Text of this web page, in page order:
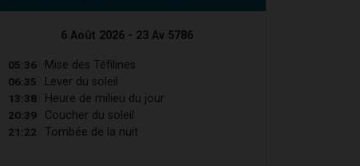
6 Août 2026 - 23 Av 5786
05:36 Mise des Téfilines
06:35 Lever du soleil
13:38 Heure de milieu du jour
20:39 Coucher du soleil
21:22 Tombée de la nuit